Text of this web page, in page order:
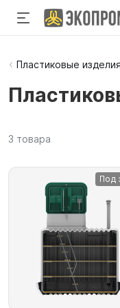
Пластиковые
3 товара
Под